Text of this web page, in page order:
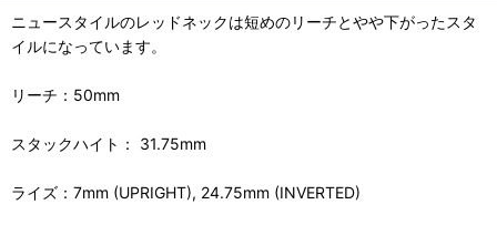
ニュースタイルのレッドネックは短めのリーチとやや下がったスタ
イルになっています。
リーチ：50mm
スタックハイト： 31.75mm
ライズ：7mm (UPRIGHT), 24.75mm (INVERTED)